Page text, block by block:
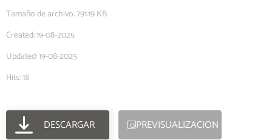
Tamaño de archivo: 791.19 KB
Created: 19-08-2025
Updated: 19-08-2025
Hits: 18
DESCARGAR PREVISUALIZACION